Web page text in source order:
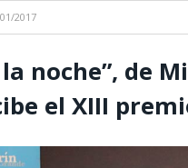
2017
noche”, de
el XIII